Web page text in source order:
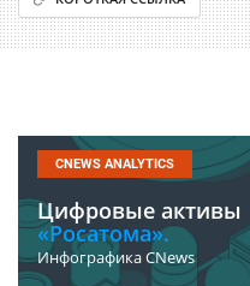
CNEWS ANALYTICS
Цифровые активы
«Росатома».
Инфографика CNews